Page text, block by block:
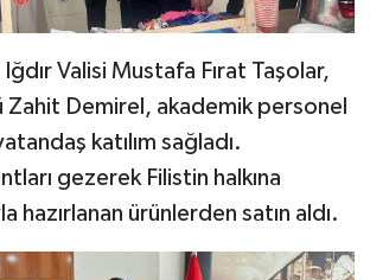
Iğdır Valisi Mustafa Fırat Taşolar,
Zahit Demirel, akademik personel
katılım sağladı.
gezerek Filistin halkına
hazırlanan ürünlerden satın aldı.
Müftülüğü